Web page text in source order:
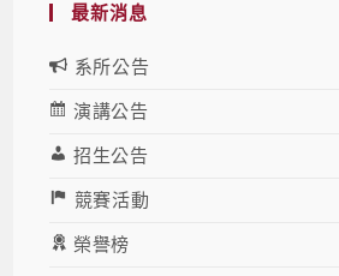
最新消息
系所公告
演講公告
招生公告
競賽活動
榮譽榜